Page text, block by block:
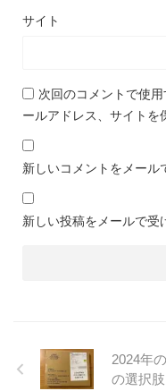
サイト
次回のコメントで使
ールアドレス、サイトを
新しいコメントをメール
新しい投稿をメールで受
2024年
の選択